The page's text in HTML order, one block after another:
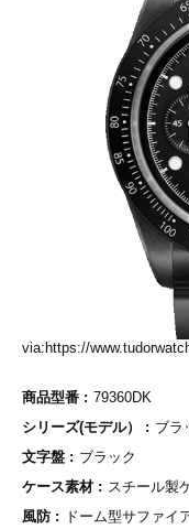
via:https://
商品型番
79360DK
シリーズ(モデル）
ブラ
文字盤
ブラック
ケース素材
スチール製
風防
ドーム型サファイ